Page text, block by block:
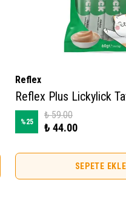
Reflex
%25
₺ 59.00
₺ 44.00
SEPETE EKLE